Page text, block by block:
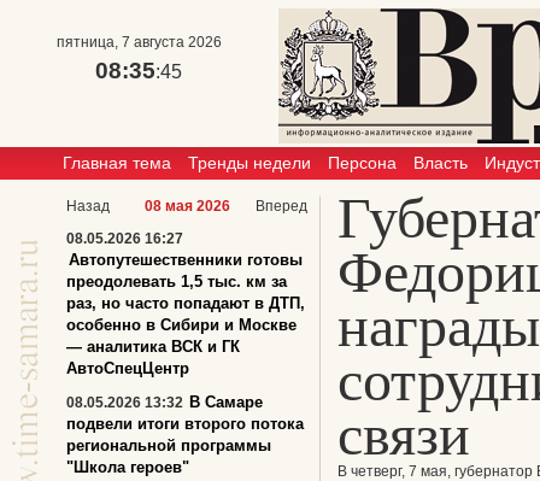
пятница, 7 августа 2026
08:35:46
Главная тема Тренды недели Персона Власть
связи
В четверг, 7 мая,
Назад 08 мая 2026
Вперед
08.05.2026 16:27
Автопутешественники готовы
преодолевать 1,5 тыс. км за
раз, но часто попадают в ДТП,
особенно в Сибири и Москве
— аналитика ВСК и ГК
АвтоСпецЦентр
08.05.2026 13:32 В Самаре
подвели итоги второго потока
региональной программы
"Школа героев"